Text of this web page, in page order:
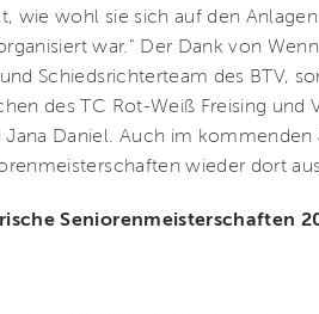
wie wohl sie sich auf den
war." Der Dank von
Schiedsrichterteam des BTV,
des TC Rot-Weiß Freising und
Jana Daniel. Auch im kommenden
wieder dort
Seniorenmeisterschaften